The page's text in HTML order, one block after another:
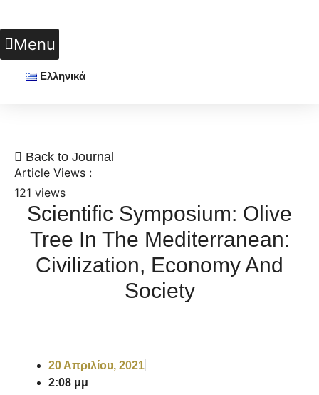
σε
περιεχόμενο
Menu
Ελληνικά
Back to Journal
Article Views :
121 views
Scientific Symposium: Olive
Tree In The Mediterranean:
Civilization, Economy And
Society
20 Απριλίου, 2021
2:08 μμ